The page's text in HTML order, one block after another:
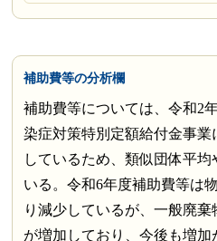
補助費等の分析欄
補助費等については、令和2
染症対策特別定額給付金事
しているため、類似団体平
いる。令和6年度補助費等は
り減少しているが、一般廃
が増加しており、今後も増